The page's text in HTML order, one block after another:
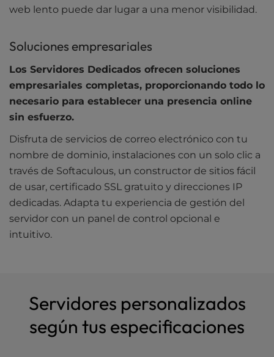
web lento puede dar lugar a una menor visibilidad.
Soluciones empresariales
Los Servidores Dedicados ofrecen soluciones
empresariales completas, proporcionando todo lo
necesario para establecer una presencia online
sin esfuerzo.
Disfruta de servicios de correo electrónico con tu
nombre de dominio, instalaciones con un solo clic a
través de Softaculous, un constructor de sitios fácil
de usar, certificado SSL gratuito y direcciones IP
dedicadas. Adapta tu experiencia de gestión del
servidor con un panel de control opcional e
intuitivo.
Servidores personalizados
según tus especificaciones